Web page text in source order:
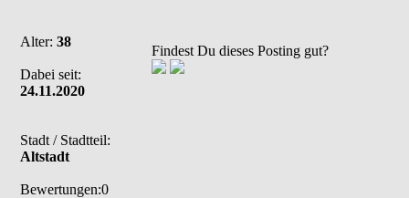
Alter: 38
Dabei seit:
24.11.2020
Stadt / Stadtteil:
Altstadt
Bewertungen:0
Findest Du dieses Posting gut?